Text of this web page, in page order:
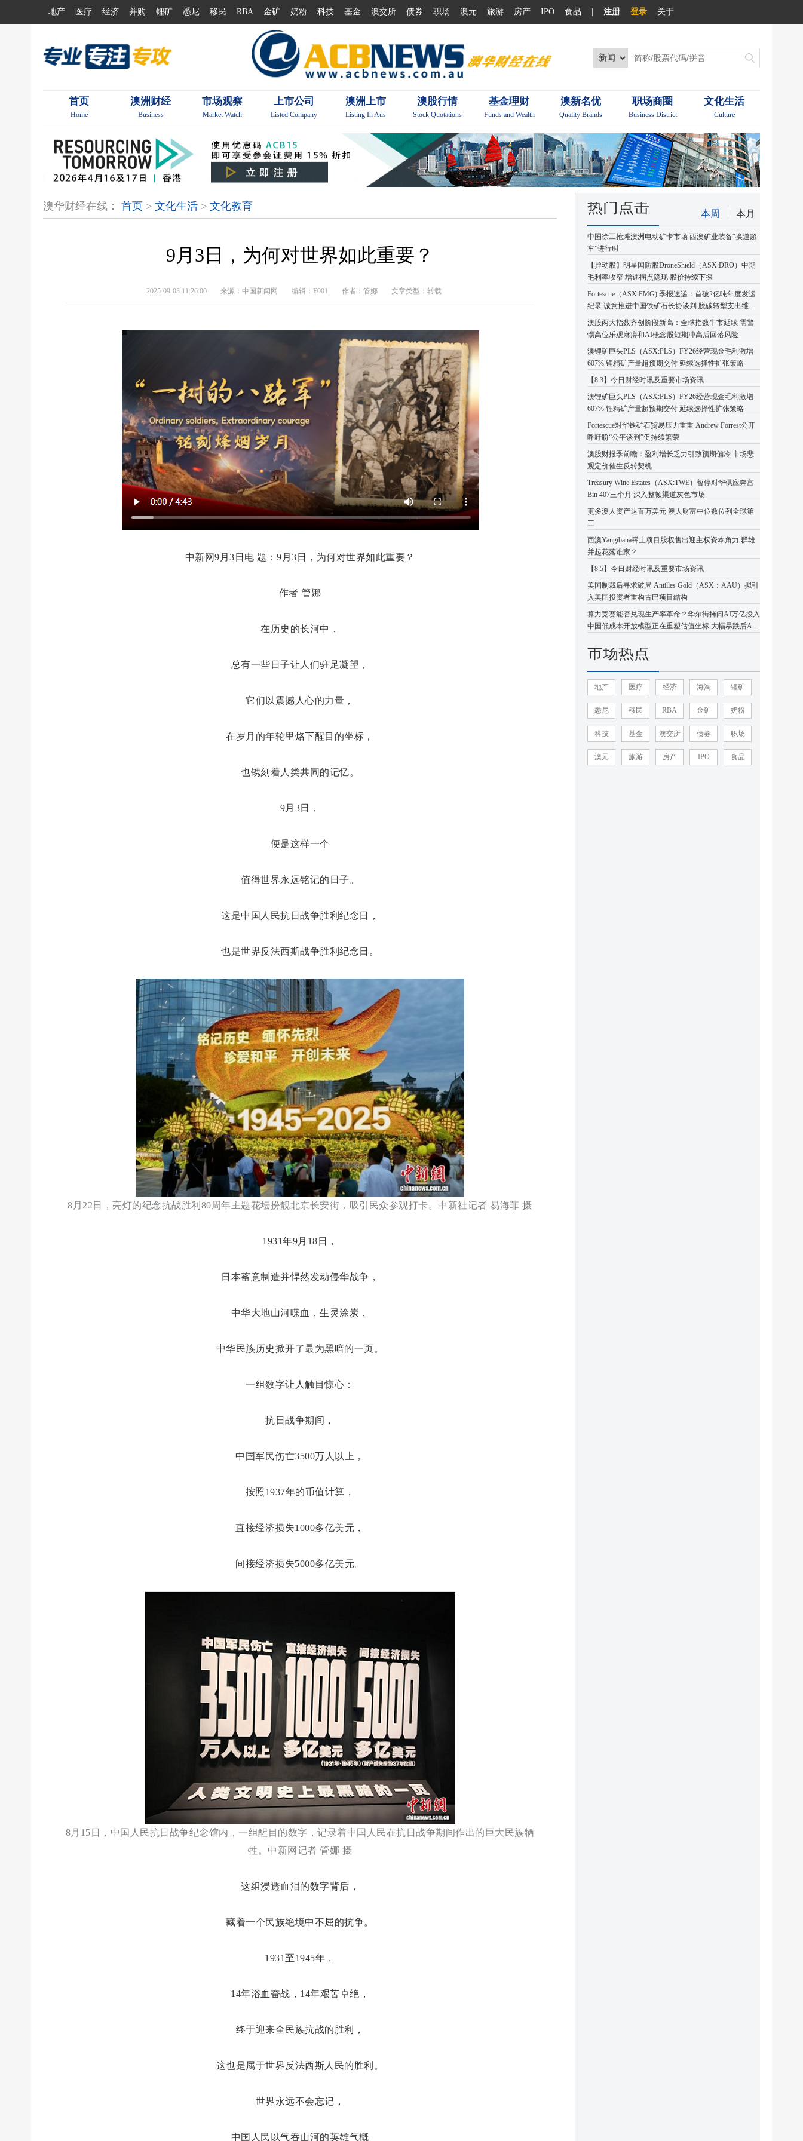
地产 医疗 经济 并购 锂矿 悉尼 移民 RBA 金矿 奶粉 科技 基金 澳交所 债券 职场 澳元 旅游 房产 IPO 食品 注册 登录 关于
首页
Home
澳洲财经
Business
市场观察
Market Watch
上市公司
Listed Company
澳洲上市
Listing In Aus
澳股行情
Stock Quotations
基金理财
Funds and Wealth
澳新名优
Quality Brands
职场商圈
Business District
文化生活
Culture
澳华财经在线： 首页 > 文化生活 > 文化教育
9月3日，为何对世界如此重要？
2025-09-03 11:26:00 来源：中国新闻网 编辑：E001 作者：管娜 文章类型：转载
中新网9月3日电 题：9月3日，为何对世界如此重要？
作者 管娜
在历史的长河中，
总有一些日子让人们驻足凝望，
它们以震撼人心的力量，
在岁月的年轮里烙下醒目的坐标，
也镌刻着人类共同的记忆。
9月3日，
便是这样一个
值得世界永远铭记的日子。
这是中国人民抗日战争胜利纪念日，
也是世界反法西斯战争胜利纪念日。
8月22日，亮灯的纪念抗战胜利80周年主题花坛扮靓北京长安街，吸引民众参观打卡。中新社记者 易海菲 摄
1931年9月18日，
日本蓄意制造并悍然发动侵华战争，
中华大地山河喋血，生灵涂炭，
中华民族历史掀开了最为黑暗的一页。
一组数字让人触目惊心：
抗日战争期间，
中国军民伤亡3500万人以上，
按照1937年的币值计算，
直接经济损失1000多亿美元，
间接经济损失5000多亿美元。
8月15日，中国人民抗日战争纪念馆内，一组醒目的数字，记录着中国人民在抗日战争期间作出的巨大民族牺
牲。中新网记者 管娜 摄
这组浸透血泪的数字背后，
藏着一个民族绝境中不屈的抗争。
1931至1945年，
14年浴血奋战，14年艰苦卓绝，
终于迎来全民族抗战的胜利，
这也是属于世界反法西斯人民的胜利。
世界永远不会忘记，
中国人民以气吞山河的英雄气概
热门点击 本周 本月
中国徐工抢滩澳洲电动矿卡市场 西澳矿业装备“换道超
车”进行时
【异动股】明星国防股DroneShield（ASX:DRO）中期
毛利率收窄 增速拐点隐现 股价持续下探
Fortescue（ASX:FMG) 季报速递：首破2亿吨年度发运
纪录 诚意推进中国铁矿石长协谈判 脱碳转型支出维持
高位
澳股两大指数齐创阶段新高：全球指数牛市延续 需警
惕高位乐观麻痹和AI概念股短期冲高后回落风险
澳锂矿巨头PLS（ASX:PLS）FY26经营现金毛利激增
607% 锂精矿产量超预期交付 延续选择性扩张策略
【8.3】今日财经时讯及重要市场资讯
澳锂矿巨头PLS（ASX:PLS）FY26经营现金毛利激增
607% 锂精矿产量超预期交付 延续选择性扩张策略
Fortescue对华铁矿石贸易压力重重 Andrew Forrest公开
呼吁盼“公平谈判”促持续繁荣
澳股财报季前瞻：盈利增长乏力引致预期偏冷 市场悲
观定价催生反转契机
Treasury Wine Estates（ASX:TWE）暂停对华供应奔富
Bin 407三个月 深入整顿渠道灰色市场
更多澳人资产达百万美元 澳人财富中位数位列全球第
三
西澳Yangibana稀土项目股权售出迎主权资本角力 群雄
并起花落谁家？
【8.5】今日财经时讯及重要市场资讯
美国制裁后寻求破局 Antilles Gold（ASX：AAU）拟引
入美国投资者重构古巴项目结构
算力竞赛能否兑现生产率革命？华尔街拷问AI万亿投入
中国低成本开放模型正在重塑估值坐标 大幅暴跌后AI
市场热点
地产 医疗 经济 海淘 锂矿
悉尼 移民 RBA 金矿 奶粉
科技 基金 澳交所 债券 职场
澳元 旅游 房产 IPO 食品